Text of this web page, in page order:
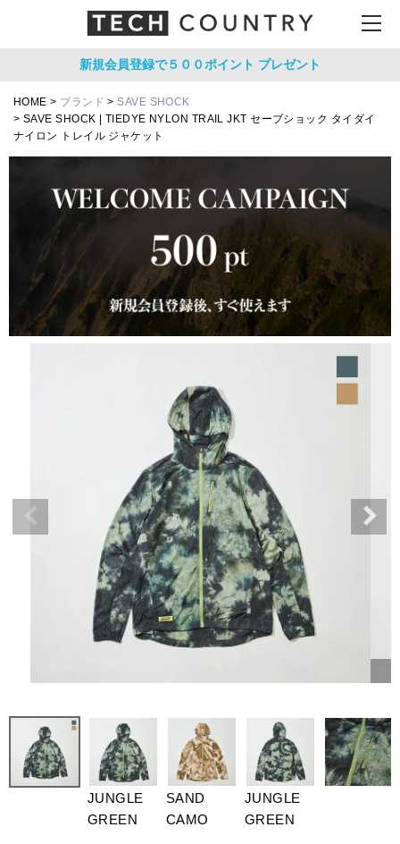
新規会員登録で５００ポイント プレゼント
HOME ブランド
SAVE SHOCK
SAVE SHOCK | TIEDYE NYLON TRAIL JKT セーブショック タイダイ
ナイロン トレイル ジャケット
JUNGLE
GREEN
SAND
CAMO
JUNGLE
GREEN